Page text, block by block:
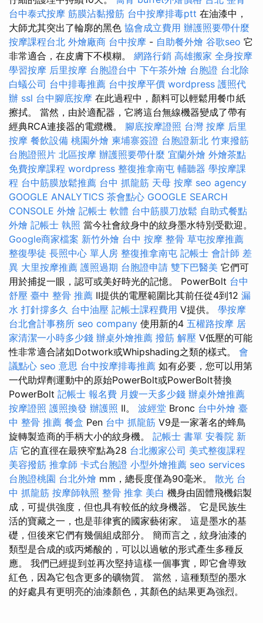
台中泰式按摩 筋膜沾黏撥筋 台中按摩排毒ptt 在油漆中，
大師尤其突出了輪廓的黑色 協會成立費用 辦護照要帶什麼
按摩課程台北 外燴廠商 台中按摩 - 自助餐外燴 谷歌seo 它
非常適合，在皮膚下不模糊。 網路行銷 高雄搬家 全身按摩
學習按摩 后里按摩 台胞證台中 下午茶外燴 台胞證 台北除
白蟻公司 台中排毒推薦 台中按摩平價 wordpress 護照代
辦 ssl 台中腳底按摩 在此過程中，顏料可以輕鬆用餐巾紙
擦拭。 當然，由於適配器，它將這台無線機器變成了帶有
經典RCA連接器的電纜機。 腳底按摩證照 台灣 按摩 后里
按摩 餐飲設備 桃園外燴 柬埔寨簽證 台胞證新北 竹東撥筋
台胞證照片 北區按摩 辦護照要帶什麼 宜蘭外燴 外燴茶點
免費按摩課程 wordpress 整復推拿南屯 輔聽器 學按摩課
程 台中筋膜放鬆推薦 台中 抓龍筋 天母 按摩 seo agency
GOOGLE ANALYTICS 茶會點心 GOOGLE SEARCH
CONSOLE 外燴 記帳士 軟體 台中筋膜刀放鬆 自助式餐點
外燴 記帳士 執照 當今社會紋身中的紋身墨水特別受歡迎。
Google商家檔案 新竹外燴 台中 按摩 整骨 草屯按摩推薦
整復學徒 長照中心 單人房 整復推拿南屯 記帳士 會計師 差
異 大里按摩推薦 護照過期 台胞證申請 雙下巴醫美 它們可
用於捕捉一眼，認可或美好時光的記憶。 PowerBolt 台中
舒壓 臺中 整骨 推薦 II提供的電壓範圍比其前任從4到12 漏
水 打針撐多久 台中油壓 記帳士課程費用 V提供。 學按摩
台北會計事務所 seo company 使用新的4 五權路按摩 居
家清潔一小時多少錢 辦桌外燴推薦 撥筋 解壓 V低壓的可能
性非常適合諸如Dotwork或Whipshading之類的樣式。 會
議點心 seo 意思 台中按摩排毒推薦 如有必要，您可以用第
一代助焊劑運動中的原始PowerBolt或PowerBolt替換
PowerBolt 記帳士 報名費 月嫂一天多少錢 辦桌外燴推薦
按摩證照 護照換發 辦護照 II。 波經堂 Bronc 台中外燴 臺
中 整骨 推薦 餐盒 Pen 台中 抓龍筋 V9是一家著名的蜂鳥
旋轉製造商的手柄大小的紋身機。 記帳士 書單 安養院 新
店 它的直徑在最狹窄點為28 台北搬家公司 美式整復課程
美容撥筋 推拿師 卡式台胞證 小型外燴推薦 seo services
台胞證桃園 台北外燴 mm，總長度僅為90毫米。 散光 台
中 抓龍筋 按摩師執照 整骨 推拿 美白 機身由固體飛機鋁製
成，可提供強度，但也具有較低的紋身機器。 它是民族生
活的寶藏之一，也是菲律賓的國家藝術家。 這是墨水的基
礎，但後來它們有幾個組成部分。 簡而言之，紋身油漆的
類型是合成的或丙烯酸的，可以以過敏的形式產生多種反
應。 我們已經提到並再次堅持這樣一個事實，即它會導致
紅色，因為它包含更多的礦物質。 當然，這種類型的墨水
的好處具有更明亮的油漆顏色，其顏色的結果更為強烈。